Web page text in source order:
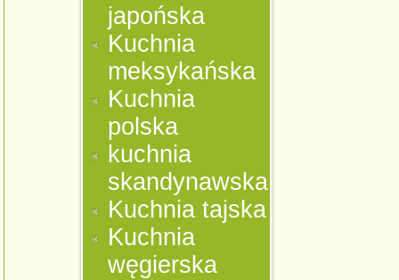
japońska
Kuchnia
meksykańska
Kuchnia
polska
kuchnia
skandynawska
Kuchnia tajska
Kuchnia
węgierska